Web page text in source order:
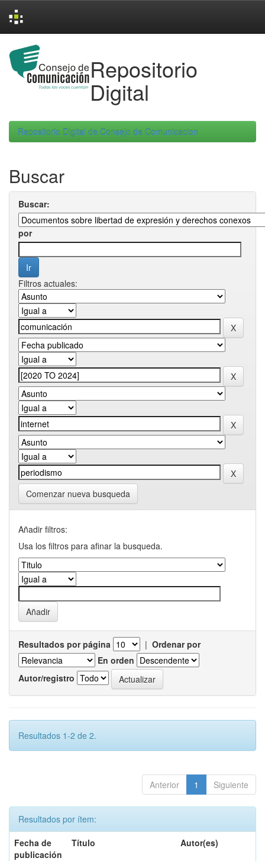
navigation
Repositorio
Digital
Repositorio Digital de Consejo de Comunicacion
Buscar
Buscar:
por
Filtros actuales:
Comenzar nueva busqueda
Añadir filtros:
Usa los filtros para afinar la busqueda.
Resultados por página | Ordenar por
En orden
Autor/registro
Resultados 1-2 de 2.
Anterior 1 Siguiente
Resultados por ítem:
Fecha de
publicación
Título Autor(es)